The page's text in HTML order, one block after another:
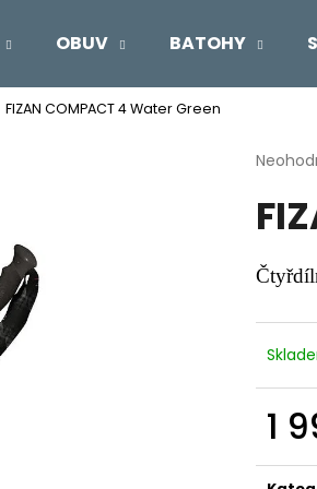
OBUV BATOHY
FIZAN COMPACT 4 Water Green
je
z
5
1
cena:
Co potřebujete najít?